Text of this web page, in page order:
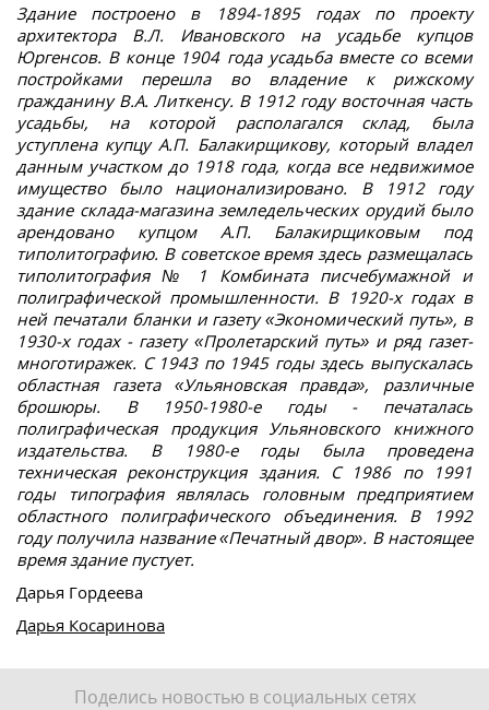
Здание построено в 1894-1895 годах по проекту
архитектора В.Л. Ивановского на усадьбе купцов
Юргенсов. В конце 1904 года усадьба вместе со всеми
постройками перешла во владение к рижскому
гражданину В.А. Литкенсу. В 1912 году восточная часть
усадьбы, на которой располагался склад, была
уступлена купцу А.П. Балакирщикову, который владел
данным участком до 1918 года, когда все недвижимое
имущество было национализировано. В 1912 году
здание склада-магазина земледельческих орудий было
арендовано купцом А.П. Балакирщиковым под
типолитографию. В советское время здесь размещалась
типолитография № 1 Комбината писчебумажной и
полиграфической промышленности. В 1920-х годах в
ней печатали бланки и газету «Экономический путь», в
1930-х годах - газету «Пролетарский путь» и ряд газет-
многотиражек. С 1943 по 1945 годы здесь выпускалась
областная газета «Ульяновская правда», различные
брошюры. В 1950-1980-е годы - печаталась
полиграфическая продукция Ульяновского книжного
издательства. В 1980-е годы была проведена
техническая реконструкция здания. С 1986 по 1991
годы типография являлась головным предприятием
областного полиграфического объединения. В 1992
году получила название «Печатный двор». В настоящее
время здание пустует.
Дарья Гордеева
Дарья Косаринова
Поделись новостью в социальных сетях